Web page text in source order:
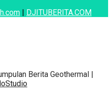
| DJITUBERITA.COM
Berita Geothermal |